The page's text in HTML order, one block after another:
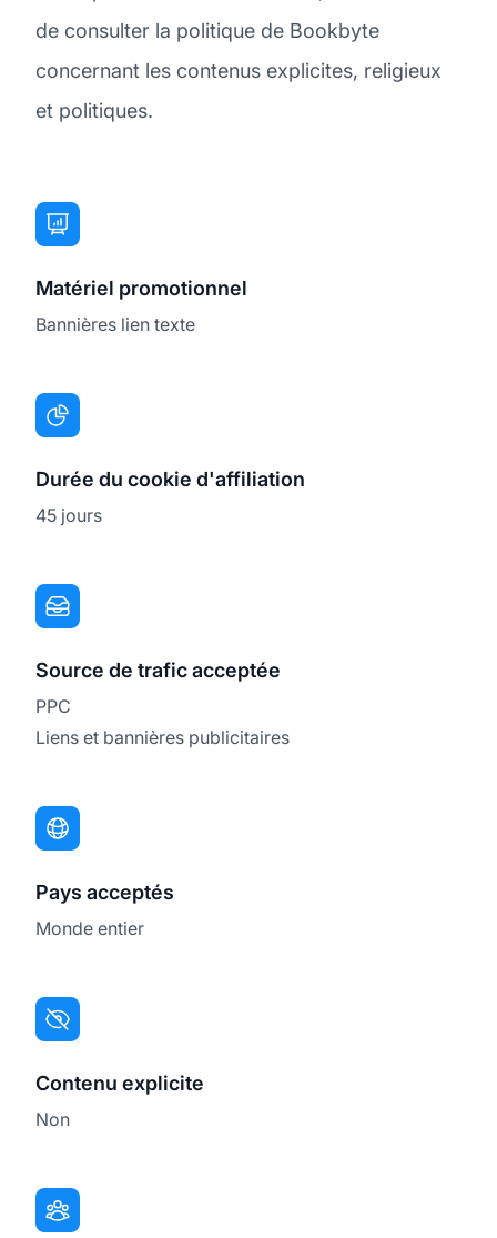
de consulter la politique de Bookbyte
concernant les contenus explicites, religieux
et politiques.
Matériel promotionnel
Bannières lien texte
Durée du cookie d'affiliation
45 jours
Source de trafic acceptée
PPC
Liens et bannières publicitaires
Pays acceptés
Monde entier
Contenu explicite
Non